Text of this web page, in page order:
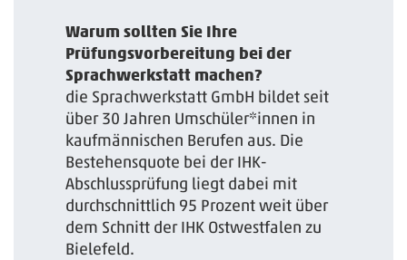
Warum sollten Sie Ihre
Prüfungsvorbereitung bei der
Sprachwerkstatt machen?
die Sprachwerkstatt GmbH bildet seit
über 30 Jahren Umschüler*innen in
kaufmännischen Berufen aus. Die
Bestehensquote bei der IHK-
Abschlussprüfung liegt dabei mit
durchschnittlich 95 Prozent weit über
dem Schnitt der IHK Ostwestfalen zu
Bielefeld.